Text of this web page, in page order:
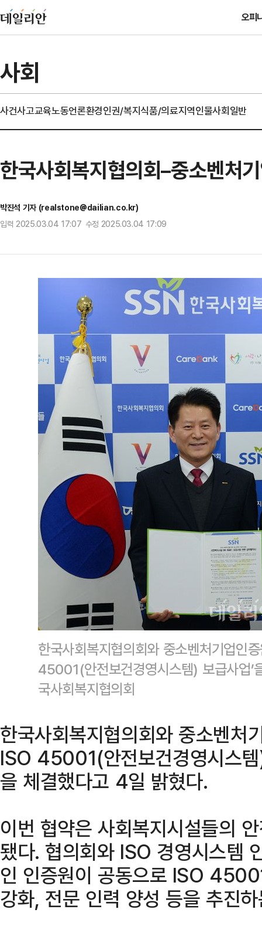
오피
사회
사건사고교육노동언론환경인권/복지식품/의료지역인물사회일반
한국사회복지협의회–중소벤
박진석 기자 (realstone@dailian.co.kr)
입력 2025.03.04 17:07 수정 2025.03.04 17:09
한국사회복지협의회와 중소벤처기업인
45001(안전보건경영시스템) 보급사업
국사회복지협의회
한국사회복지협의회와 중소벤처
ISO 45001(안전보건경영시스
을 체결했다고 4일 밝혔다.
이번 협약은 사회복지시설들의
됐다. 협의회와 ISO 경영시스템
인 인증원이 공동으로 ISO
강화, 전문 인력 양성 등을 추진